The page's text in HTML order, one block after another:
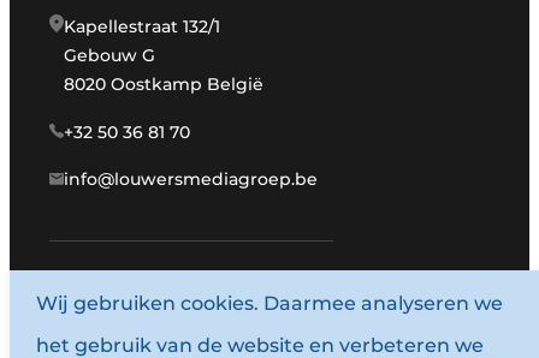
Kapellestraat 132/1
Gebouw G
8020 Oostkamp België
+32 50 36 81 70
info@louwersmediagroep.be
www.louwersmediagroep.com
© 1987 - 2026 Louwersmediagroep.
Wij gebruiken cookies. Daarmee analyseren we
het gebruik van de website en verbeteren we